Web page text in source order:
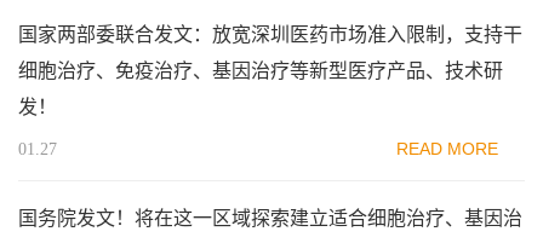
国家两部委联合发文：放宽深圳医药市场准入限制，支持干
细胞治疗、免疫治疗、基因治疗等新型医疗产品、技术研
发！
01.27 READ MORE
国务院发文！将在这一区域探索建立适合细胞治疗、基因治